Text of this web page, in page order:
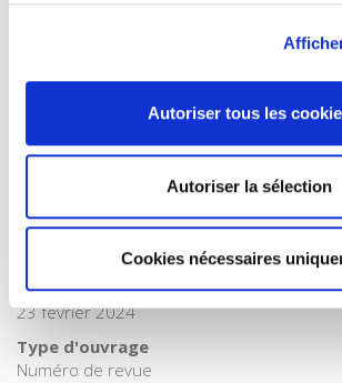
Autoriser tous les
Autoriser la sélection
Cookies nécessaires
HIS037030 HISTORY / Modern >
BIC subject category (UK)
HB History > HBLW 20th century history:
HBLX 21st century history: from c 2000 - >
20th century history, from c 1945 to c 2000
Code publique Onix
06 Professionnel et académique
Date de première publication du titre
23 février 2024
Type d'ouvrage
Numéro de revue